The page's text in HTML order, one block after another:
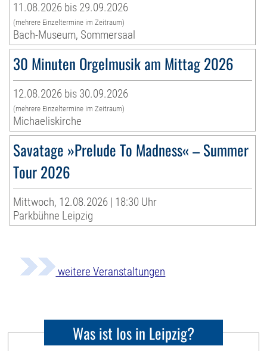
11.08.2026 bis 29.09.2026
(mehrere Einzeltermine im Zeitraum)
Bach-Museum, Sommersaal
30 Minuten Orgelmusik am Mittag 2026
12.08.2026 bis 30.09.2026
(mehrere Einzeltermine im Zeitraum)
Michaeliskirche
Savatage »Prelude To Madness« – Summer
Tour 2026
Mittwoch, 12.08.2026 | 18:30 Uhr
Parkbühne Leipzig
weitere Veranstaltungen
Was ist los in Leipzig?